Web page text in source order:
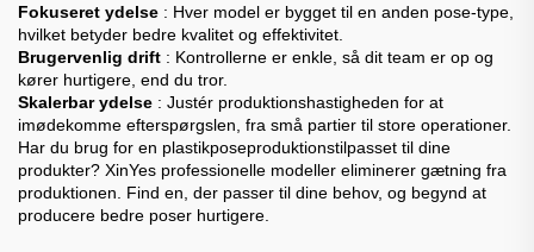
Fokuseret ydelse : Hver model er bygget til en anden pose-type,
hvilket betyder bedre kvalitet og effektivitet.
Brugervenlig drift : Kontrollerne er enkle, så dit team er op og
kører hurtigere, end du tror.
Skalerbar ydelse : Justér produktionshastigheden for at
imødekomme efterspørgslen, fra små partier til store operationer.
Har du brug for en plastikposeproduktionstilpasset til dine
produkter? XinYes professionelle modeller eliminerer gætning fra
produktionen. Find en, der passer til dine behov, og begynd at
producere bedre poser hurtigere.